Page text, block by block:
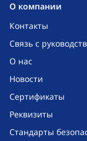
O компании
Контакты
Связь с
О нас
Новости
Сертификаты
Реквизиты
Стандарты